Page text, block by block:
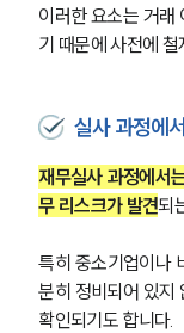
이러한 요소는 거래
기 때문에 사전에 철
실사 과정에
재무실사 과정에서
무 리스크가 발견되
특히 중소기업이나
분히 정비되어 있지
확인되기도 합니다.